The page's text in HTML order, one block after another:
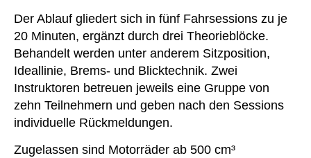
Der Ablauf gliedert sich in fünf Fahrsessions zu je
20 Minuten, ergänzt durch drei Theorieblöcke.
Behandelt werden unter anderem Sitzposition,
Ideallinie, Brems- und Blicktechnik. Zwei
Instruktoren betreuen jeweils eine Gruppe von
zehn Teilnehmern und geben nach den Sessions
individuelle Rückmeldungen.
Zugelassen sind Motorräder ab 500 cm³